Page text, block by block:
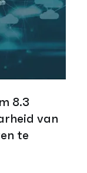
8.3
van
te